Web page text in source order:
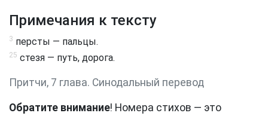
Примечания к тексту
3 персты — пальцы.
25 стезя — путь, дорога.
Притчи, 7 глава. Синодальный перевод
Обратите внимание! Номера стихов — это